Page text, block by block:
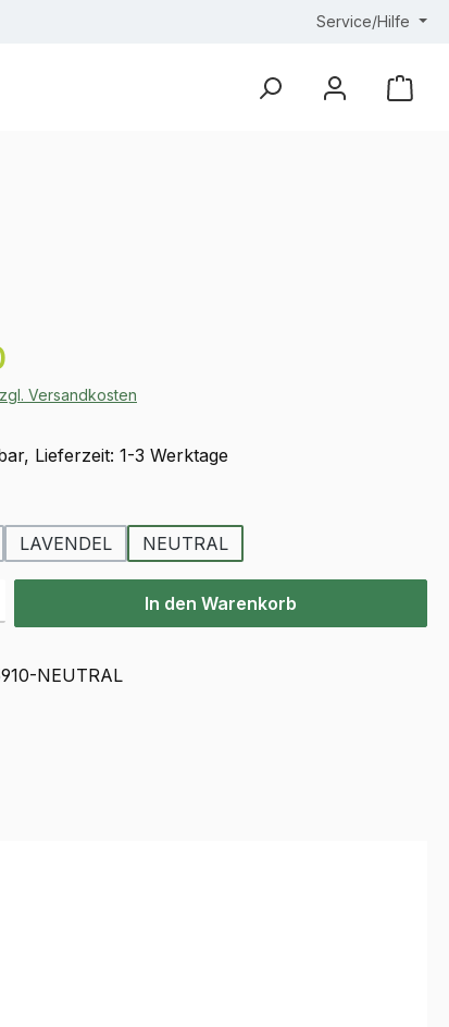
Service/Hilfe
Versandkosten
Lieferzeit: 1-3 Werktage
LAVENDEL NEUTRAL
den gewünschten Wert ein oder benutze die Schaltflächen
In den Warenkorb
NEUTRAL